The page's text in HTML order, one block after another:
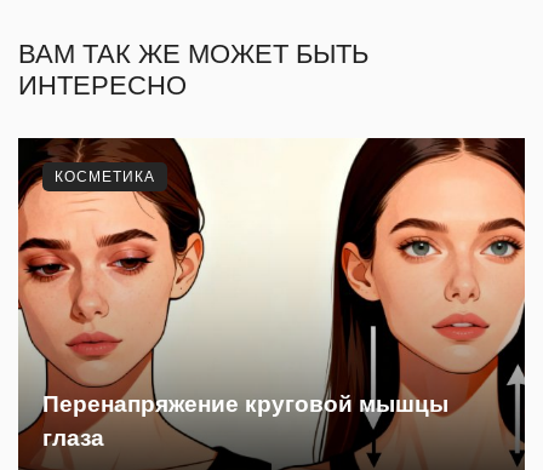
ВАМ ТАК ЖЕ МОЖЕТ БЫТЬ
ИНТЕРЕСНО
Перенапряжение круговой мышцы
глаза
КОСМЕТИКА